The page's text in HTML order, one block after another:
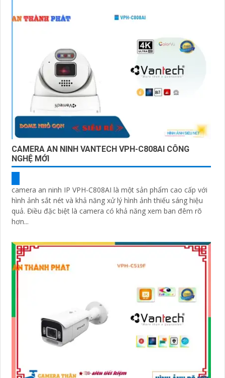
CAMERA AN NINH VANTECH VPH-C808AI CÔNG
NGHỆ MỚI
camera an ninh IP VPH-C808AI là một sản phẩm cao cấp với
hình ảnh sắt nét và khả năng xử lý hình ảnh thiếu sáng hiệu
quả. Điều đặc biệt là camera có khả năng xem ban đêm rõ
hơn...